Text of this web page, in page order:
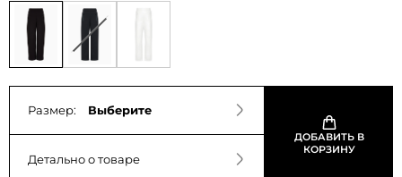
Размер: Выберите
Детально о товаре
ДОБАВИТЬ В
КОРЗИНУ